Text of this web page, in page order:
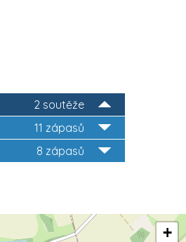
2 soutěže
11 zápasů
8 zápasů
+